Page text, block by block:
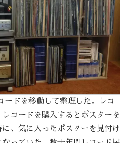
ードを移動して整理した。レコ
コードを購入するとポスターを
、気に入ったポスターを見付け